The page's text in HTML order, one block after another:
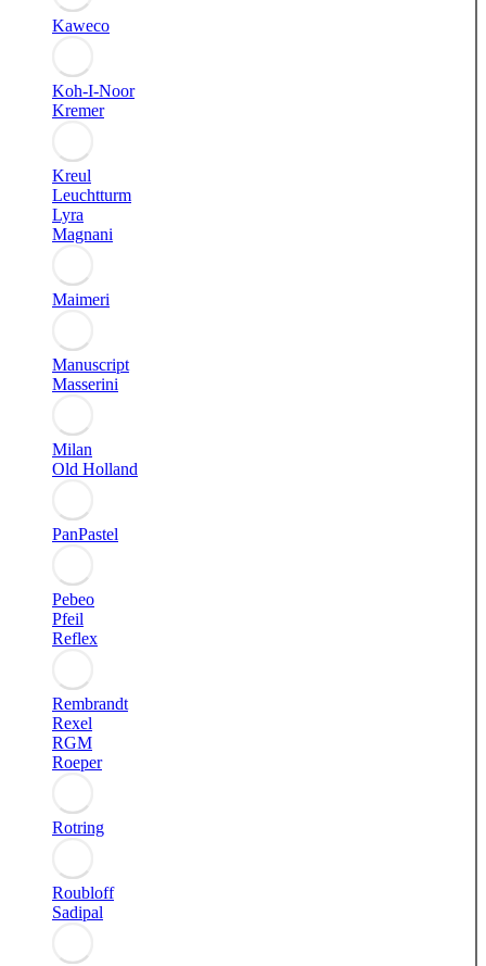
Kaweco
Koh-I-Noor
Kremer
Kreul
Leuchtturm
Lyra
Magnani
Maimeri
Manuscript
Masserini
Milan
Old Holland
PanPastel
Pebeo
Pfeil
Reflex
Rembrandt
Rexel
RGM
Roeper
Rotring
Roubloff
Sadipal